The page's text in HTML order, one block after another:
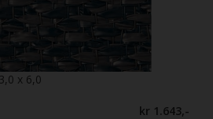
x 6,0
kr 1.643,-